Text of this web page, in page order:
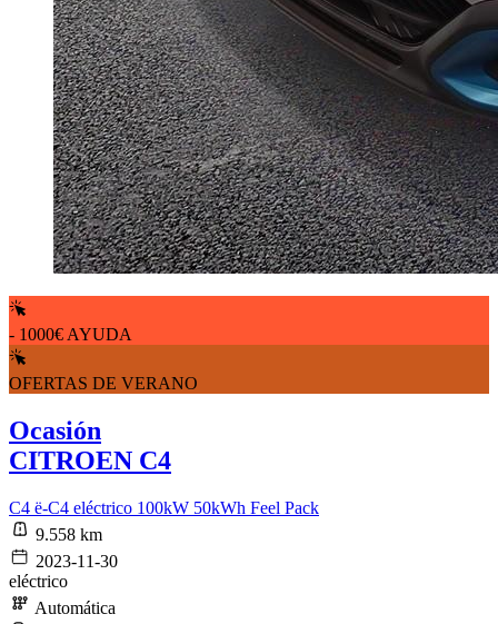
- 1000€ AYUDA
OFERTAS DE VERANO
Ocasión
CITROEN C4
C4 ë-C4 eléctrico 100kW 50kWh Feel Pack
9.558 km
2023-11-30
eléctrico
Automática